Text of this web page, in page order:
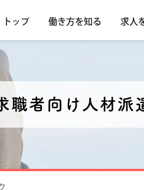
トップ 働き方を知る 求人
職者向け人材派